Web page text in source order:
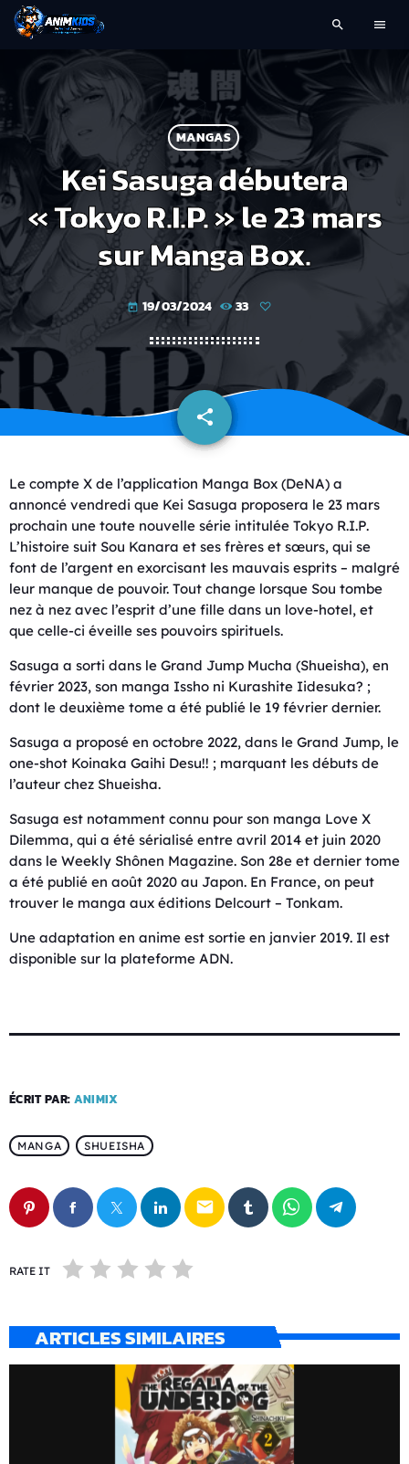
search menu
MANGAS
Kei Sasuga débutera
« Tokyo R.I.P. » le 23 mars
sur Manga Box.
today 19/03/2024 33
share
email
Le compte X de l’application Manga Box (DeNA) a
annoncé vendredi que Kei Sasuga proposera le 23 mars
prochain une toute nouvelle série intitulée Tokyo R.I.P.
L’histoire suit Sou Kanara et ses frères et sœurs, qui se
font de l’argent en exorcisant les mauvais esprits – malgré
leur manque de pouvoir. Tout change lorsque Sou tombe
nez à nez avec l’esprit d’une fille dans un love-hotel, et
que celle-ci éveille ses pouvoirs spirituels.
Sasuga a sorti dans le Grand Jump Mucha (Shueisha), en
février 2023, son manga Issho ni Kurashite Iidesuka? ;
dont le deuxième tome a été publié le 19 février dernier.
Sasuga a proposé en octobre 2022, dans le Grand Jump, le
one-shot Koinaka Gaihi Desu!! ; marquant les débuts de
l’auteur chez Shueisha.
Sasuga est notamment connu pour son manga Love X
Dilemma, qui a été sérialisé entre avril 2014 et juin 2020
dans le Weekly Shônen Magazine. Son 28e et dernier tome
a été publié en août 2020 au Japon. En France, on peut
trouver le manga aux éditions Delcourt – Tonkam.
Une adaptation en anime est sortie en janvier 2019. Il est
disponible sur la plateforme ADN.
ÉCRIT PAR: ANIMIX
MANGA SHUEISHA
email
RATE IT
ARTICLES SIMILAIRES